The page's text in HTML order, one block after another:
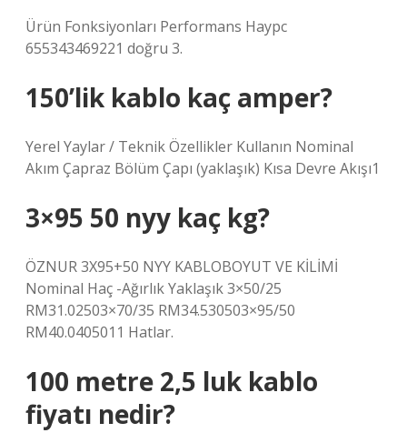
Ürün Fonksiyonları Performans Haypc
655343469221 doğru 3.
150’lik kablo kaç amper?
Yerel Yaylar / Teknik Özellikler Kullanın Nominal
Akım Çapraz Bölüm Çapı (yaklaşık) Kısa Devre Akışı1
3×95 50 nyy kaç kg?
ÖZNUR 3X95+50 NYY KABLOBOYUT VE KİLİMİ
Nominal Haç -Ağırlık Yaklaşık 3×50/25
RM31.02503×70/35 RM34.530503×95/50
RM40.0405011 Hatlar.
100 metre 2,5 luk kablo
fiyatı nedir?